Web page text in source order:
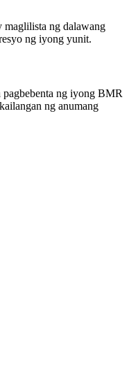
maglilista ng dalawang
ng iyong yunit.
ng iyong BMR
ng anumang